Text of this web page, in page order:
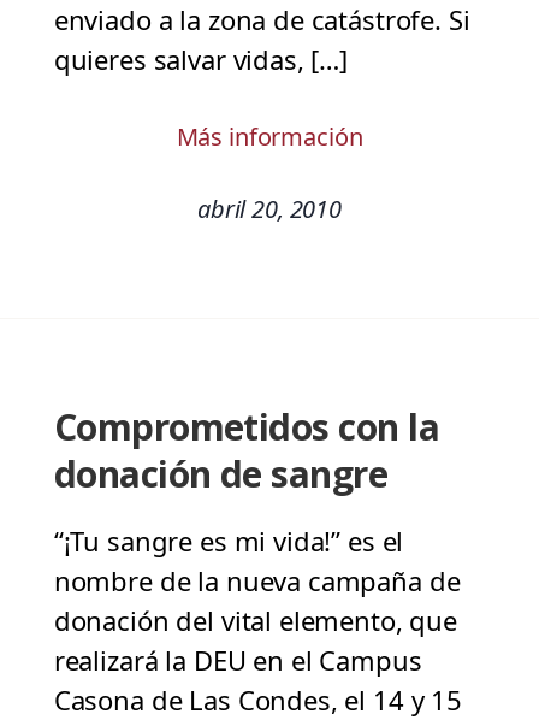
enviado a la zona de catástrofe. Si
quieres salvar vidas, […]
Más información
abril 20, 2010
Comprometidos con la
donación de sangre
“¡Tu sangre es mi vida!” es el
nombre de la nueva campaña de
donación del vital elemento, que
realizará la DEU en el Campus
Casona de Las Condes, el 14 y 15